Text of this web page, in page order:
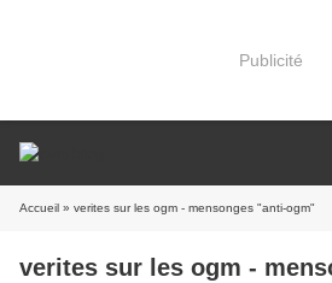
Publicité
Accueil » verites sur les ogm - mensonges "anti-ogm"
verites sur les ogm -